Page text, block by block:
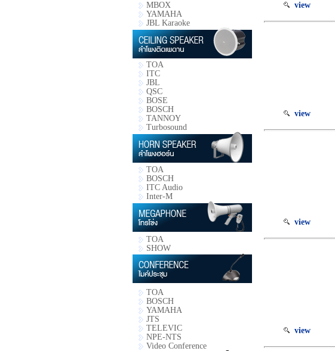
MBOX
YAMAHA
JBL Karaoke
TOA
ITC
JBL
QSC
BOSE
BOSCH
TANNOY
Turbosound
TOA
BOSCH
ITC Audio
Inter-M
TOA
SHOW
TOA
BOSCH
YAMAHA
JTS
TELEVIC
NPE-NTS
Video Conference
view
view
view
view